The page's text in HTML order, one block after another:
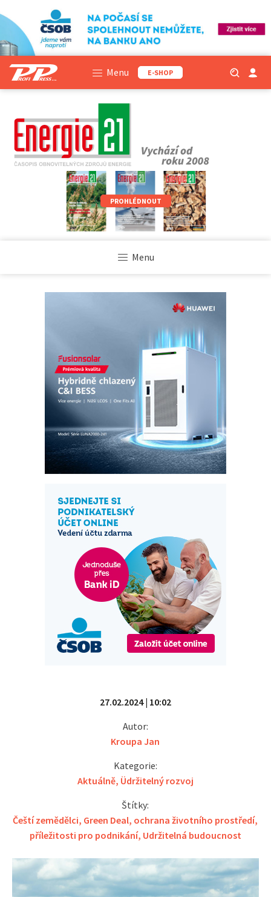
Menu E-SHOP
PROHLÉDNOUT
Menu
27.02.2024 | 10:02
Autor:
Kroupa Jan
Kategorie:
Aktuálně, Üdržitelný rozvoj
Štítky:
Čeští zemědělci, Green Deal, ochrana životního prostředí,
příležitosti pro podnikání, Udržitelná budoucnost